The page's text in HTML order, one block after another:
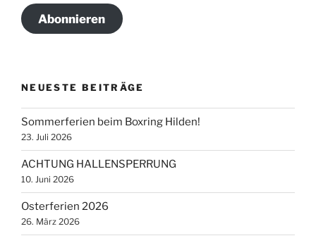
Abonnieren
NEUESTE BEITRÄGE
Sommerferien beim Boxring Hilden!
23. Juli 2026
ACHTUNG HALLENSPERRUNG
10. Juni 2026
Osterferien 2026
26. März 2026